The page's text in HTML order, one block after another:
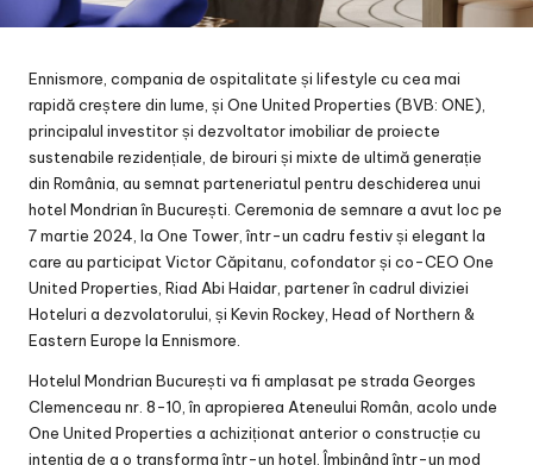
Ennismore, compania de ospitalitate și lifestyle cu cea mai
rapidă creștere din lume, și One United Properties (BVB: ONE),
principalul investitor și dezvoltator imobiliar de proiecte
sustenabile rezidențiale, de birouri și mixte de ultimă generație
din România, au semnat parteneriatul pentru deschiderea unui
hotel Mondrian în București. Ceremonia de semnare a avut loc pe
7 martie 2024, la One Tower, într-un cadru festiv și elegant la
care au participat Victor Căpitanu, cofondator și co-CEO One
United Properties, Riad Abi Haidar, partener în cadrul diviziei
Hoteluri a dezvolatorului, și Kevin Rockey, Head of Northern &
Eastern Europe la Ennismore.
Hotelul Mondrian București va fi amplasat pe strada Georges
Clemenceau nr. 8-10, în apropierea Ateneului Român, acolo unde
One United Properties a achiziționat anterior o construcție cu
intenția de a o transforma într-un hotel. Îmbinând într-un mod